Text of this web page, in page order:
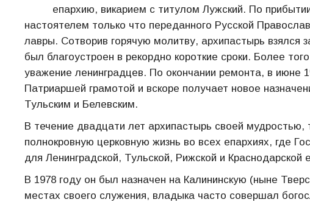
епархию, викарием с титулом Лужский. По
настоятелем только что переданного Русской
лавры. Сотворив горячую молитву, архипастырь
был благоустроен в рекордно короткие сроки. Более
уважение ленинградцев. По окончании ремонта, в июне
Патриаршей грамотой и вскоре получает новое
Тульским и Белевским.
В течение двадцати лет архипастырь своей
полнокровную церковную жизнь во всех епархиях, где
для Ленинградской, Тульской, Рижской и Краснодарской
В 1978 году он был назначен на Калининскую (ныне
местах своего служения, владыка часто совершал